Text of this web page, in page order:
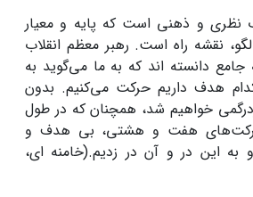
نظری و ذهنی است که پایه و معیار
نقشه راه است. رهبر معظم انقلاب
جامع دانسته اند که به ما می‌گوید به
هدف داریم حرکت می‌کنیم. بدون
خواهیم شد، همچنان که در طول
هفت و هشتی، بی هدف و
و به این در و آن در زدیم.(خامنه ای،